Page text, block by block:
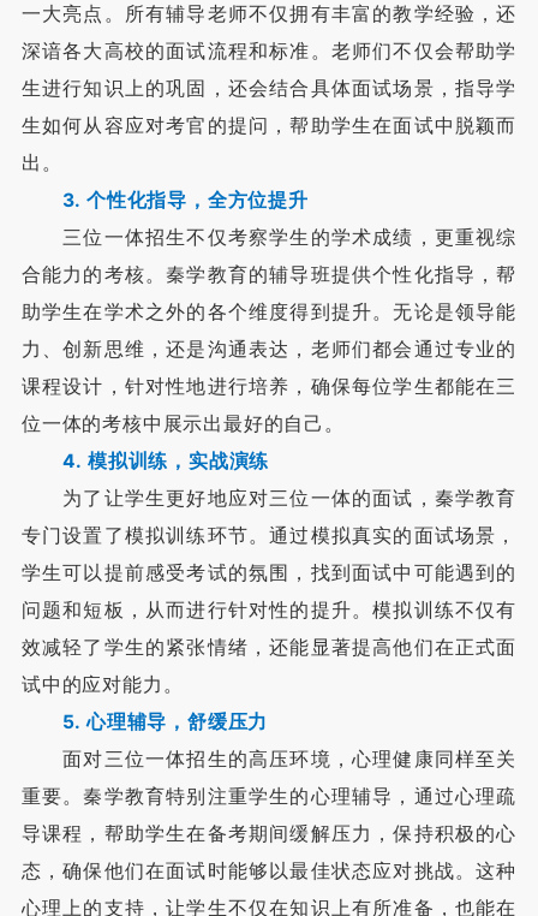
一大亮点。所有辅导老师不仅拥有丰富的教学经验，还
深谙各大高校的面试流程和标准。老师们不仅会帮助学
生进行知识上的巩固，还会结合具体面试场景，指导学
生如何从容应对考官的提问，帮助学生在面试中脱颖而
出。
3. 个性化指导，全方位提升
三位一体招生不仅考察学生的学术成绩，更重视综
合能力的考核。秦学教育的辅导班提供个性化指导，帮
助学生在学术之外的各个维度得到提升。无论是领导能
力、创新思维，还是沟通表达，老师们都会通过专业的
课程设计，针对性地进行培养，确保每位学生都能在三
位一体的考核中展示出最好的自己。
4. 模拟训练，实战演练
为了让学生更好地应对三位一体的面试，秦学教育
专门设置了模拟训练环节。通过模拟真实的面试场景，
学生可以提前感受考试的氛围，找到面试中可能遇到的
问题和短板，从而进行针对性的提升。模拟训练不仅有
效减轻了学生的紧张情绪，还能显著提高他们在正式面
试中的应对能力。
5. 心理辅导，舒缓压力
面对三位一体招生的高压环境，心理健康同样至关
重要。秦学教育特别注重学生的心理辅导，通过心理疏
导课程，帮助学生在备考期间缓解压力，保持积极的心
态，确保他们在面试时能够以最佳状态应对挑战。这种
心理上的支持，让学生不仅在知识上有所准备，也能在